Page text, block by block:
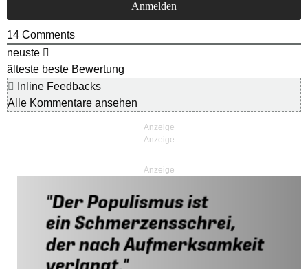
14 Comments
neuste
älteste beste Bewertung
Inline Feedbacks
Alle Kommentare ansehen
Anzeige